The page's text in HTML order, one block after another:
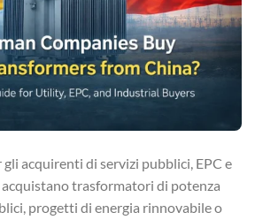
acquirenti di servizi pubblici, EPC e
trasformatori di potenza
progetti di energia rinnovabile o